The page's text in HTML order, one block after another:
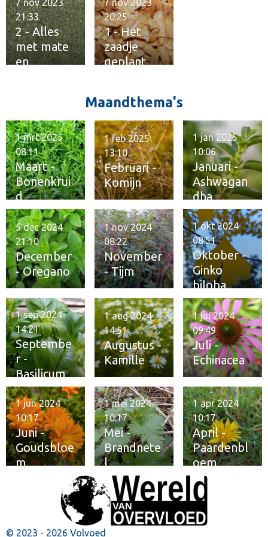
n
2 - Alles
met mate
en
7 nov 2023
21:33
1 - Het
zaadje
geplant
7 nov 2023
20:25
Maandthema's
Maart -
Bonenkrui
d
1 mrt 2025
08:11
Februari -
Komijn
1 feb 2025
13:10
Januari -
Ashwagan
dha
1 jan 2025
10:06
December
- Oregano
5 dec 2024
21:10
November
- Tijm
1 nov 2024
08:22
Oktober -
Ginko
biloba
1 okt 2024
08:51
Septembe
r -
Basilicum
1 sep 2024
14:21
Augustus -
Kamille
1 aug 2024
14:51
Juli -
Echinacea
1 jul 2024
09:49
Juni -
Goudsbloe
m
1 jun 2024
10:17
Mei -
Brandnete
l
1 mei 2024
10:17
April -
Paardenbl
oem
1 apr 2024
10:17
© 2023 - 2026 Volvoed